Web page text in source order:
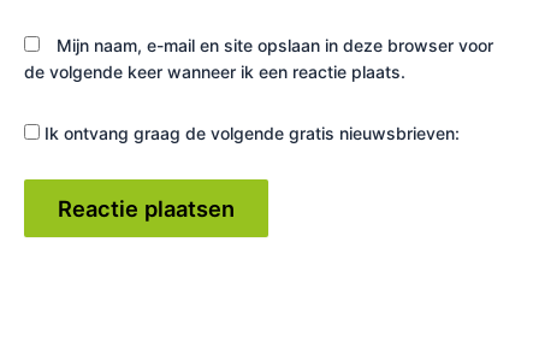
Mijn naam, e-mail en site opslaan in deze browser voor
de volgende keer wanneer ik een reactie plaats.
Ik ontvang graag de volgende gratis nieuwsbrieven: